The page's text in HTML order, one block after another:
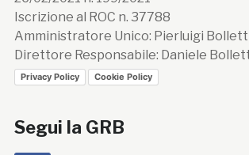
Iscrizione al ROC n. 37788
Amministratore Unico: Pierluigi
Direttore Responsabile: Daniele
Privacy Policy Cookie Policy
Segui la GRB